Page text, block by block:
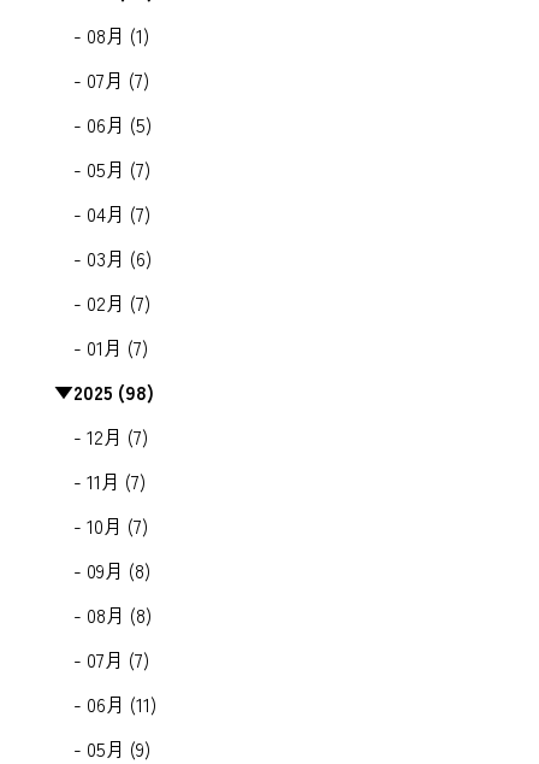
- 08月 (1)
- 07月 (7)
- 06月 (5)
- 05月 (7)
- 04月 (7)
- 03月 (6)
- 02月 (7)
- 01月 (7)
▼2025 (98)
- 12月 (7)
- 11月 (7)
- 10月 (7)
- 09月 (8)
- 08月 (8)
- 07月 (7)
- 06月 (11)
- 05月 (9)